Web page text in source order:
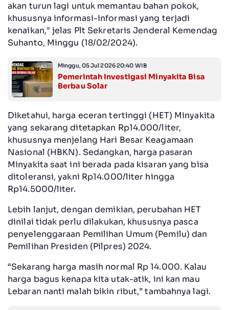
akan turun lagi untuk memantau bahan pokok,
khususnya informasi-informasi yang terjadi
kenaikan," jelas Plt Sekretaris Jenderal Kemendag
Suhanto, Minggu (18/02/2024).
Minggu, 05 Jul 2026 20:40 WIB
Pemerintah Investigasi Minyakita Bisa
Berbau Solar
Diketahui, harga eceran tertinggi (HET) Minyakita
yang sekarang ditetapkan Rp14.000/liter,
khususnya menjelang Hari Besar Keagamaan
Nasional (HBKN). Sedangkan, harga pasaran
Minyakita saat ini berada pada kisaran yang bisa
ditoleransi, yakni Rp14.000/liter hingga
Rp14.5000/liter.
Lebih lanjut, dengan demikian, perubahan HET
dinilai tidak perlu dilakukan, khususnya pasca
penyelenggaraan Pemilihan Umum (Pemilu) dan
Pemilihan Presiden (Pilpres) 2024.
“Sekarang harga masih normal Rp 14.000. Kalau
harga bagus kenapa kita utak-atik, ini kan mau
Lebaran nanti malah bikin ribut,” tambahnya lagi.